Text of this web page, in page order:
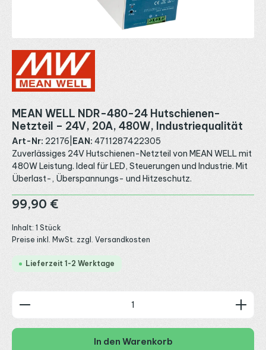
MEAN WELL NDR-480-24 Hutschienen-
Netzteil – 24V, 20A, 480W, Industriequalität
Art-Nr: 22176 EAN: 4711287422305
Zuverlässiges 24V Hutschienen-Netzteil von MEAN WELL mit
480W Leistung. Ideal für LED, Steuerungen und Industrie. Mit
Überlast-, Überspannungs- und Hitzeschutz.
Regulärer Preis:
99,90 €
Inhalt: 1 Stück
Preise inkl. MwSt. zzgl. Versandkosten
Lieferzeit 1-2 Werktage
Produkt Anzahl: Gib den gewünschten Wert ein
In den Warenkorb